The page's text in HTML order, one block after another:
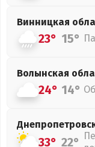
Винницкая
23° 15°
Волынская
24° 14°
33° 22°